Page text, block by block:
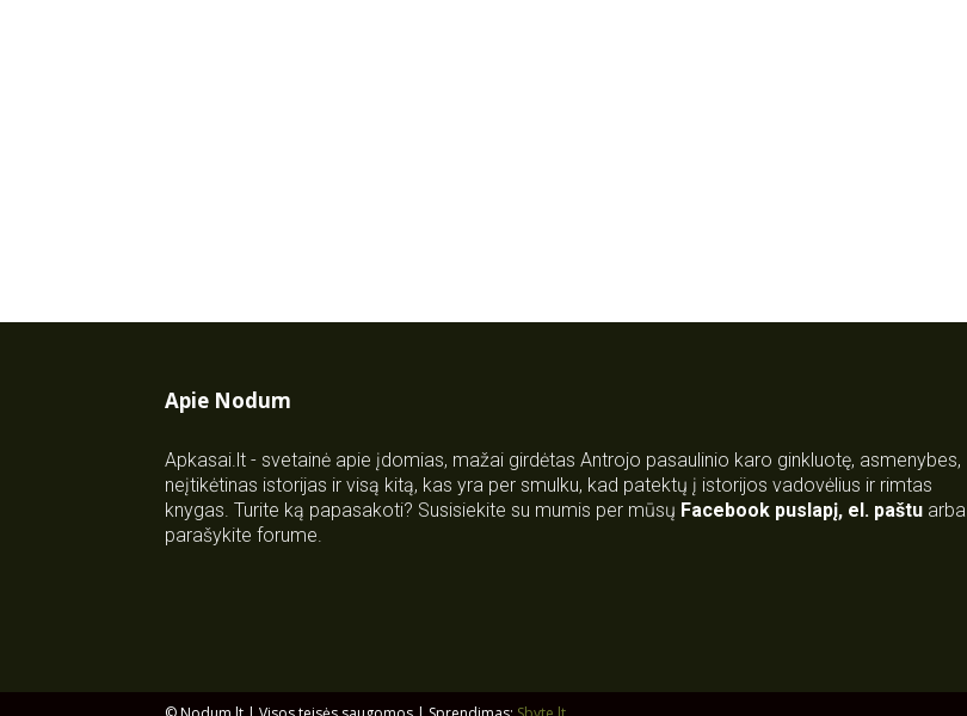
Apie Nodum
Apkasai.lt - svetainė apie įdomias, mažai girdėtas Antrojo pasaulinio karo ginkluotę, asmenybes,
neįtikėtinas istorijas ir visą kitą, kas yra per smulku, kad patektų į istorijos vadovėlius ir rimtas
knygas. Turite ką papasakoti? Susisiekite su mumis per mūsų Facebook puslapį, el. paštu arba
parašykite forume.